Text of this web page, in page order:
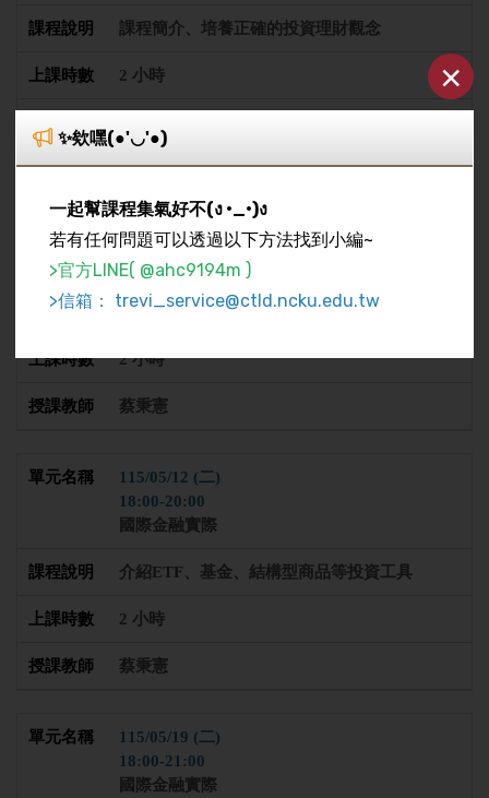
✨欸嘿(●'◡'●)
一起幫課程集氣好不(ง •_•)ง
若有任何問題可以透過以下方法找到小編~
>官方LINE( @ahc9194m )
>信箱： trevi_service@ctld.ncku.edu.tw
×
課程簡介、培養正確的投資理財觀念
2 小時
18:00-20:00
國際金融實際
並模擬操作
2 小時
蔡秉憲
115/05/12 (二)
18:00-20:00
國際金融實際
介紹ETF、基金、結構型商品等投資工具
2 小時
蔡秉憲
115/05/19 (二)
18:00-21:00
國際金融實際